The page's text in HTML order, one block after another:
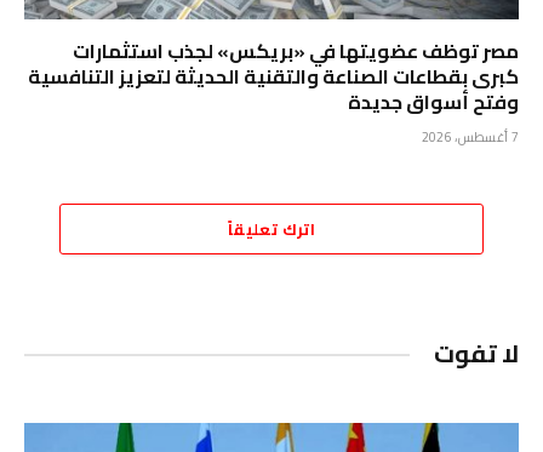
مصر توظف عضويتها في «بريكس» لجذب استثمارات
كبرى بقطاعات الصناعة والتقنية الحديثة لتعزيز التنافسية
وفتح أسواق جديدة
7 أغسطس، 2026
اترك تعليقاً
لا تفوت